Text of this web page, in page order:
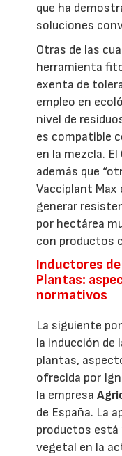
que ha
soluciones
Otras de las
herramienta
exenta de
empleo en
nivel de
es compatible
en la mezcla. El
además que
Vacciplant Max
generar
por hectárea
con productos
Inductores
Plantas:
normativos
La siguiente
la inducción de
plantas,
ofrecida por
la empresa
de España. La
productos está
vegetal en la